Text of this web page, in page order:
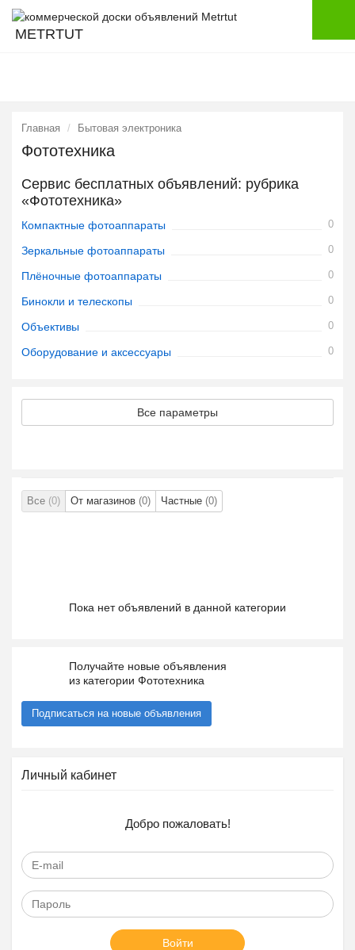
METRTUT
Главная Бытовая электроника
Фототехника
Сервис бесплатных объявлений: рубрика
«Фототехника»
Компактные фотоаппараты 0
Зеркальные фотоаппараты 0
Плёночные фотоаппараты 0
Бинокли и телескопы 0
Объективы 0
Оборудование и аксессуары 0
Все параметры
Все (0) От магазинов (0) Частные (0)
Пока нет объявлений в данной категории
Получайте новые объявления
из категории Фототехника
Подписаться на новые объявления
Личный кабинет
Добро пожаловать!
Войти